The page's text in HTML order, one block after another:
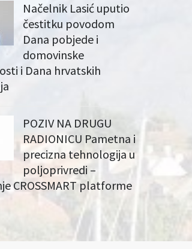
Načelnik Lasić uputio
čestitku povodom
Dana pobjede i
domovinske
i Dana hrvatskih
POZIV NA DRUGU
RADIONICU Pametna i
precizna tehnologija u
poljoprivredi –
CROSSMART platforme